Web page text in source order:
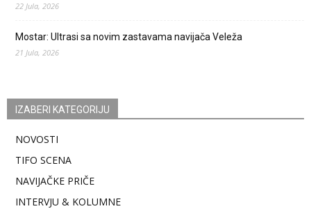
22 Jula, 2026
Mostar: Ultrasi sa novim zastavama navijača Veleža
21 Jula, 2026
IZABERI KATEGORIJU
NOVOSTI
TIFO SCENA
NAVIJAČKE PRIČE
INTERVJU & KOLUMNE